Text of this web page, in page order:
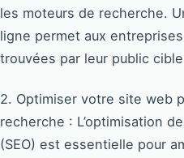
les moteurs de recherche.
ligne permet aux
trouvées par leur public
2. Optimiser votre site web
recherche : L’optimisation
(SEO) est essentielle pour